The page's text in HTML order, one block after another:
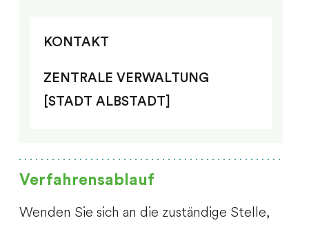
KONTAKT
ZENTRALE VERWALTUNG
[STADT ALBSTADT]
Verfahrensablauf
Wenden Sie sich an die zuständige Stelle,